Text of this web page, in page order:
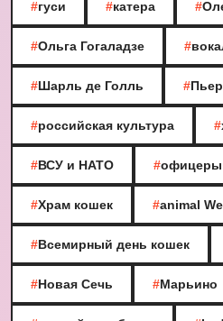
#гуси #катера #
#Ольга Гогаладзе #
#Шарль де Голль #
#российская культура #
#ВСУ и НАТО #
#Храм кошек #animal
#Всемирный день кошек
#Новая Сечь #Марьино